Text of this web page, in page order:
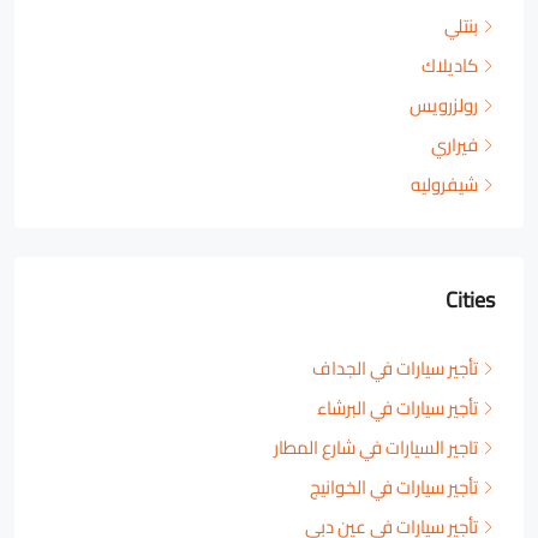
بنتلي
كاديلاك
رولزرويس
فيراري
شيفروليه
Cities
تأجير سيارات في الجداف
تأجير سيارات في البرشاء
تاجير السيارات في شارع المطار
تأجير سيارات في الخوانيج
تأجير سيارات في عين دبي